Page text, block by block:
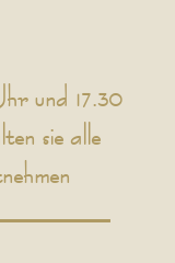
und 17.30
sie alle